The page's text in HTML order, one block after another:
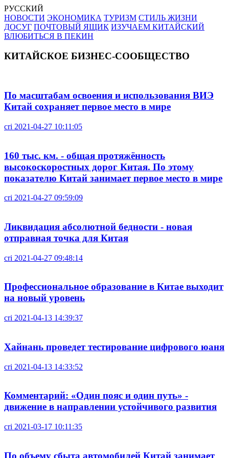
РУССКИЙ
НОВОСТИ ЭКОНОМИКА ТУРИЗМ СТИЛЬ ЖИЗНИ
ДОСУГ ПОЧТОВЫЙ ЯЩИК ИЗУЧАЕМ КИТАЙСКИЙ
ВЛЮБИТЬСЯ В ПЕКИН
КИТАЙСКОЕ БИЗНЕС-СООБЩЕСТВО
По масштабам освоения и использования ВИЭ
Китай сохраняет первое место в мире
cri 2021-04-27 10:11:05
160 тыс. км. - общая протяжённость
высокоскоростных дорог Китая. По этому
показателю Китай занимает первое место в мире
cri 2021-04-27 09:59:09
Ликвидация абсолютной бедности - новая
отправная точка для Китая
cri 2021-04-27 09:48:14
Профессиональное образование в Китае выходит
на новый уровень
cri 2021-04-13 14:39:37
Хайнань проведет тестирование цифрового юаня
cri 2021-04-13 14:33:52
Комментарий: «Один пояс и один путь» -
движение в направлении устойчивого развития
cri 2021-03-17 10:11:35
По объему сбыта автомобилей Китай занимает